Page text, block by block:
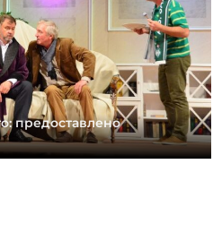
предоставлено